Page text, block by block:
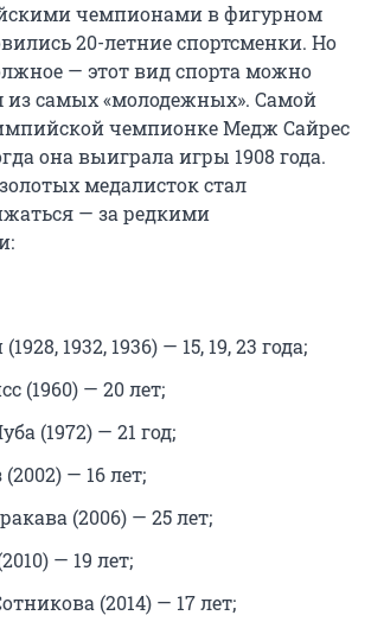
чемпионами в фигурном
20-летние спортсменки. Но
— этот вид спорта можно
из самых «молодежных». Самой
чемпионке Медж Сайрес
она выиграла игры 1908 года.
медалисток стал
— за редкими
1932, 1936) — 15, 19, 23 года;
(1960) — 20 лет;
(1972) — 21 год;
— 16 лет;
(2006) — 25 лет;
— 19 лет;
(2014) — 17 лет;